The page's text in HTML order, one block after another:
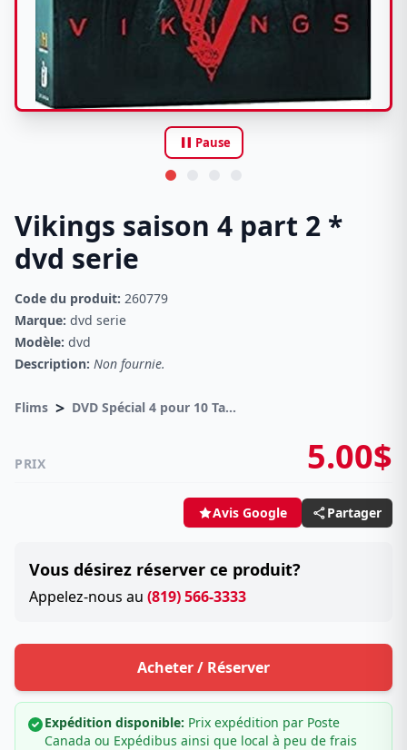
pause Pause
Vikings saison 4 part 2 *
dvd serie
Code du produit: 260779
Marque: dvd serie
Modèle: dvd
Description: Non fournie.
Flims > DVD Spécial 4 pour 10 Taxes incluses sur -4.00$
PRIX 5.00$
Avis Google Partager
Vous désirez réserver ce produit?
Appelez-nous au (819) 566-3333
Acheter / Réserver
Expédition disponible: Prix expédition par Poste
Canada ou Expédibus ainsi que local à peu de frais